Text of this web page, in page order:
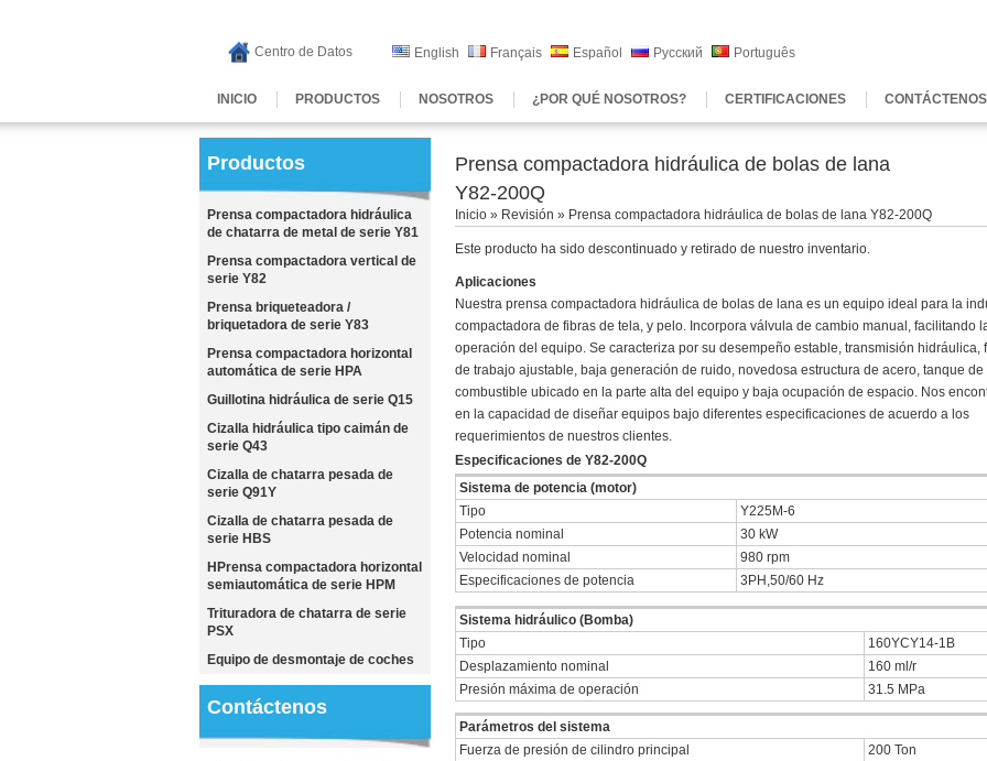
Centro de Datos English Français Español Русский Português
INICIO PRODUCTOS NOSOTROS ¿POR QUÉ NOSOTROS? CERTIFICACIONES CONTÁCTENOS
Productos
Prensa compactadora hidráulica
de chatarra de metal de serie Y81
Prensa compactadora vertical de
serie Y82
Prensa briqueteadora /
briquetadora de serie Y83
Prensa compactadora horizontal
automática de serie HPA
Guillotina hidráulica de serie Q15
Cizalla hidráulica tipo caimán de
serie Q43
Cizalla de chatarra pesada de
serie Q91Y
Cizalla de chatarra pesada de
serie HBS
HPrensa compactadora horizontal
semiautomática de serie HPM
Trituradora de chatarra de serie
PSX
Equipo de desmontaje de coches
Contáctenos
Prensa compactadora hidráulica de bolas de lana
Y82-200Q
Inicio » Revisión » Prensa compactadora hidráulica de bolas de lana Y82-200Q
Este producto ha sido descontinuado y retirado de nuestro inventario.
Aplicaciones
Nuestra prensa compactadora hidráulica de bolas de lana es un equipo ideal para la
compactadora de fibras de tela, y pelo. Incorpora válvula de cambio manual, facilitando
operación del equipo. Se caracteriza por su desempeño estable, transmisión hidráulica,
de trabajo ajustable, baja generación de ruido, novedosa estructura de acero, tanque de
combustible ubicado en la parte alta del equipo y baja ocupación de espacio. Nos
en la capacidad de diseñar equipos bajo diferentes especificaciones de acuerdo a los
requerimientos de nuestros clientes.
Especificaciones de Y82-200Q
Sistema de potencia (motor)
Tipo
Y225M-6
Potencia nominal
30 kW
Velocidad nominal
980 rpm
Especificaciones de potencia
3PH,50/60 Hz
Sistema hidráulico (Bomba)
Tipo
160YCY14-1B
Desplazamiento nominal
160 ml/r
Presión máxima de operación
31.5 MPa
Parámetros del sistema
Fuerza de presión de cilindro principal
200 Ton